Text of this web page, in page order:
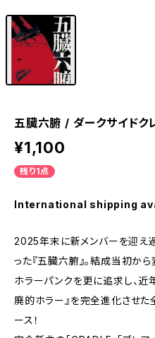
五臓六腑 / ダークサイドク
¥1,100
残り1点
International shipping
2025年末に新メンバーを迎え
った『五臓六腑』。結成当初か
ホラーパンクを更に追求し、
廃的ホラー』を完全進化させた
ース！